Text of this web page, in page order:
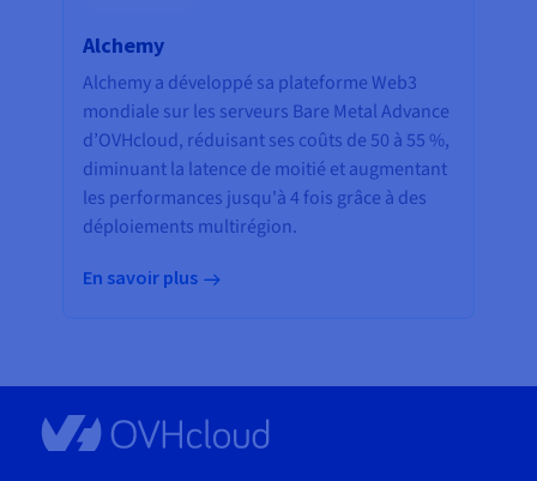
Alchemy
Alchemy a développé sa plateforme Web3
mondiale sur les serveurs Bare Metal Advance
d’OVHcloud, réduisant ses coûts de 50 à 55 %,
diminuant la latence de moitié et augmentant
les performances jusqu'à 4 fois grâce à des
déploiements multirégion.
En savoir plus